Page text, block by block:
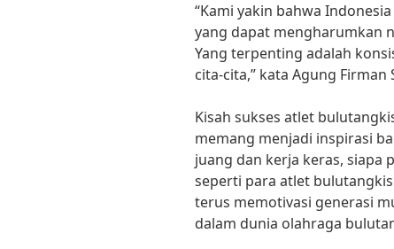
“Kami yakin bahwa
yang dapat mengharumkan
Yang terpenting adalah
cita-cita,” kata Agung Firman
Kisah sukses atlet
memang menjadi inspirasi
juang dan kerja keras, siapa
seperti para atlet bulutangkis
terus memotivasi generasi
dalam dunia olahraga